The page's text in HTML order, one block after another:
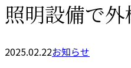
照明設備で
2025.02.22お知らせ